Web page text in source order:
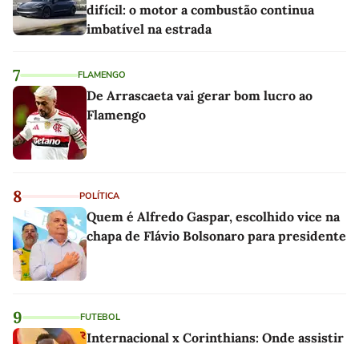
difícil: o motor a combustão continua
imbatível na estrada
7 FLAMENGO
De Arrascaeta vai gerar bom lucro ao
Flamengo
8 POLÍTICA
Quem é Alfredo Gaspar, escolhido vice na
chapa de Flávio Bolsonaro para presidente
9 FUTEBOL
Internacional x Corinthians: Onde assistir